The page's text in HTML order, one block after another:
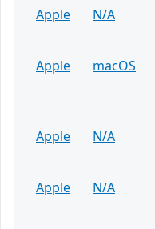
Apple
N/A
Apple
macOS
Apple
N/A
Apple
N/A